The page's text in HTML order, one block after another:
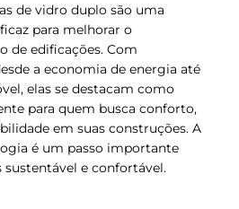
de vidro duplo são uma
para melhorar o
de edificações. Com
a economia de energia até
elas se destacam como
para quem busca conforto,
em suas construções. A
é um passo importante
e confortável.